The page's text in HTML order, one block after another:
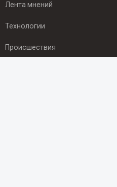
Лента мнений
Технологии
Происшествия